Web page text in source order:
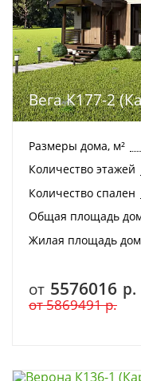
Вега К177-2
Размеры дома, м²
Количество этажей
Количество спален
Общая площадь
Жилая площадь
от 5576016 р.
от5869491р.